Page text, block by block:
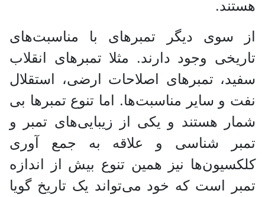
هستند.
از سوی دیگر تمبر‌های با مناسبت‌های
تاریخی وجود دارند. مثلا تمبر‌های انقلاب
سفید، تمبر‌های اصلاحات ارضی، استقلال
نفت و سایر مناسبت‌ها. اما تنوع تمبر‌ها بی
شمار هستند و یکی از زیبایی‌های تمبر و
تمبر شناسی و علاقه به جمع آوری
کلکسیون‌ها نیز همین تنوع بیش از اندازه
تمبر است که خود می‌تواند یک تاریخ گویا